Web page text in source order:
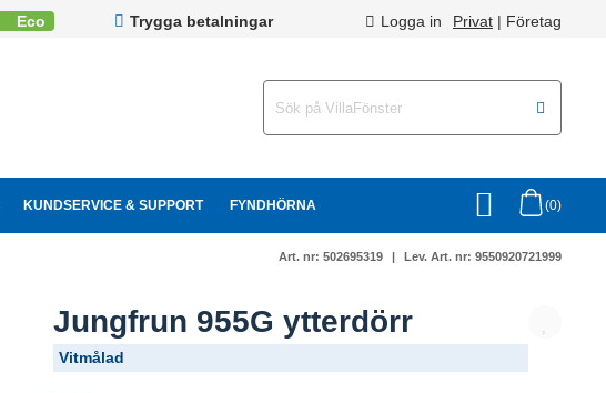
Eco Trygga betalningar Logga in Privat| Företag
KUNDSERVICE & SUPPORT FYNDHÖRNA (0)
Art. nr: 502695319 Lev. Art. nr: 9550920721999
Jungfrun 955G ytterdörr
Vitmålad